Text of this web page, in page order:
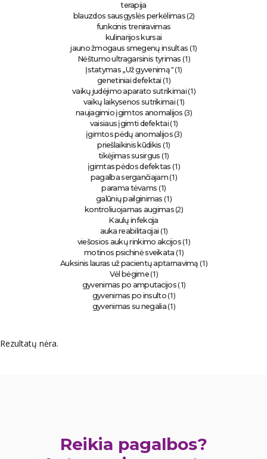
terapija
blauzdos sausgyslės perkėlimas(2)
funkcinis treniravimas
kulinarijos kursai
jauno žmogaus smegenų insultas (1)
Nėštumo ultragarsinis tyrimas (1)
Įstatymas „Už gyvenimą“ (1)
genetiniai defektai (1)
vaikų judėjimo aparato sutrikimai(1)
vaikų laikysenos sutrikimai(1)
naujagimio įgimtos anomalijos (3)
vaisiaus įgimti defektai (1)
įgimtos pėdų anomalijos(3)
priešlaikinis kūdikis (1)
tikėjimas susirgus (1)
įgimtas pėdos defektas (1)
pagalba sergančiajam(1)
parama tėvams (1)
galūnių pailginimas (1)
kontroliuojamas augimas(2)
Kaulų infekcija
auka reabilitacijai (1)
viešosios aukų rinkimo akcijos(1)
motinos psichinė sveikata (1)
Auksinis lauras už pacientų aptarnavimą (1)
Vėl bėgime(1)
gyvenimas po amputacijos (1)
gyvenimas po insulto(1)
gyvenimas su negalia(1)
Rezultatų nėra.
Reikia pagalbos?